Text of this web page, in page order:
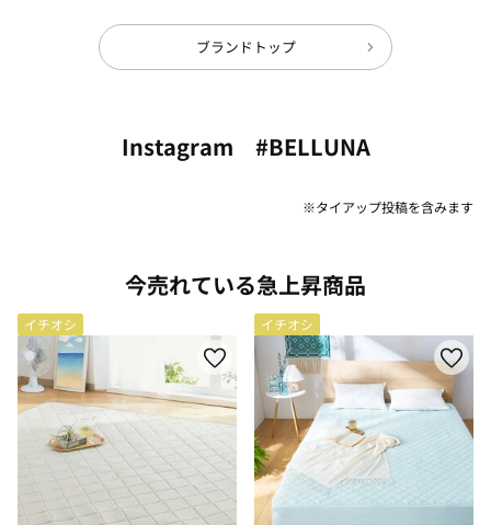
ブランドトップ
Instagram #BELLUNA
※タイアップ投稿を含みます
今売れている急上昇商品
イチオシ イチオシ